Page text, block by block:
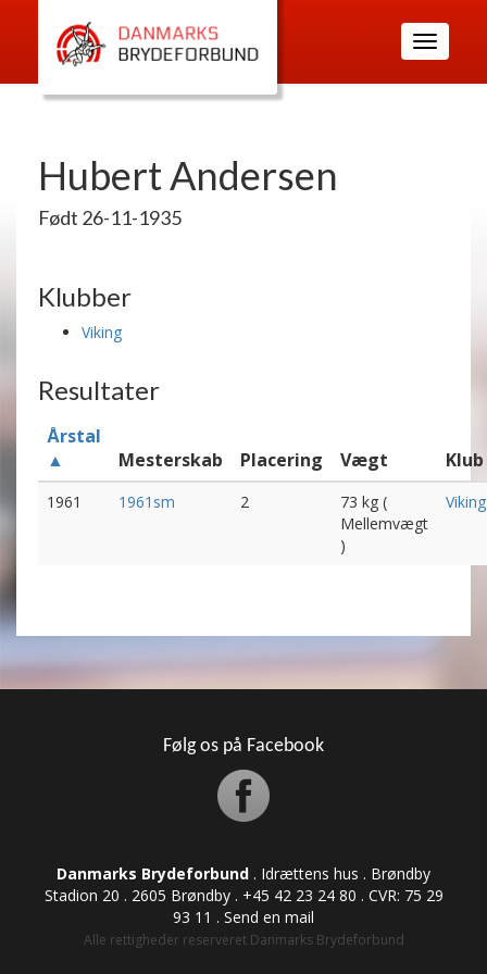
Toggle
navigation
Hubert Andersen
Født 26-11-1935
Klubber
Viking
Resultater
Årstal
▲
Mesterskab Placering Vægt Klub
1961 1961sm 2
73 kg (
Mellemvægt
)
Viking
Følg os på Facebook
Danmarks Brydeforbund . Idrættens hus . Brøndby
Stadion 20 . 2605 Brøndby . +45 42 23 24 80 . CVR: ​​​​​​75 29
93 11 . Send en mail
Alle rettigheder reserveret Danmarks Brydeforbund